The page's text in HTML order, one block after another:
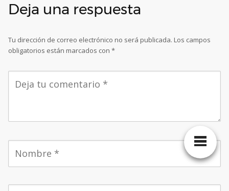
Deja una respuesta
Tu dirección de correo electrónico no será publicada. Los campos
obligatorios están marcados con *